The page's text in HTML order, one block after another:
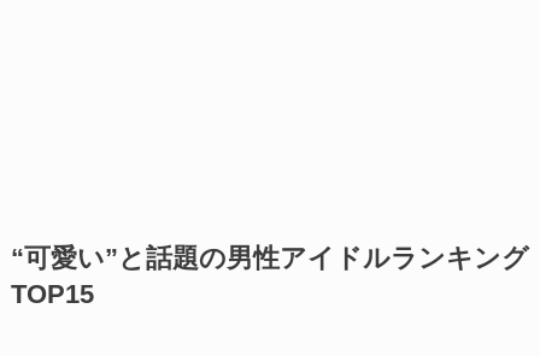
“可愛い”と話題の男性アイドルランキング
TOP15